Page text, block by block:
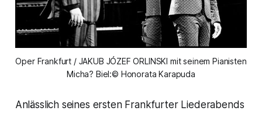
Oper Frankfurt / JAKUB JÓZEF ORLINSKI mit seinem Pianisten
Micha? Biel:© Honorata Karapuda
Anlässlich seines ersten Frankfurter Liederabends